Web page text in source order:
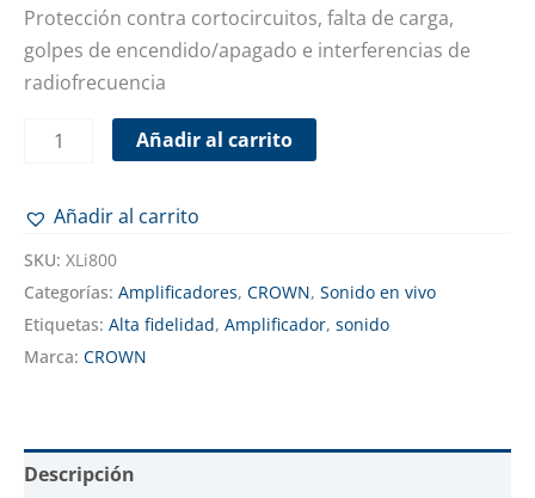
Protección contra cortocircuitos, falta de carga,
golpes de encendido/apagado e interferencias de
radiofrecuencia
Añadir al carrito
Añadir al carrito
SKU: XLi800
Categorías: Amplificadores, CROWN, Sonido en vivo
Etiquetas: Alta fidelidad, Amplificador, sonido
Marca: CROWN
Descripción